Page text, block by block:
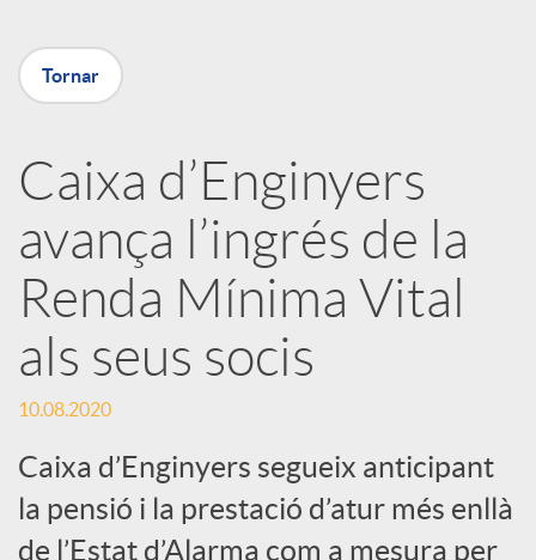
X
a
r
x
e
s
S
Tornar
Caixa d’Enginyers
avança l’ingrés de la
Renda Mínima Vital
als seus socis
10.08.2020
Caixa d’Enginyers segueix anticipant
la pensió i la prestació d’atur més enllà
de l’Estat d’Alarma com a mesura per